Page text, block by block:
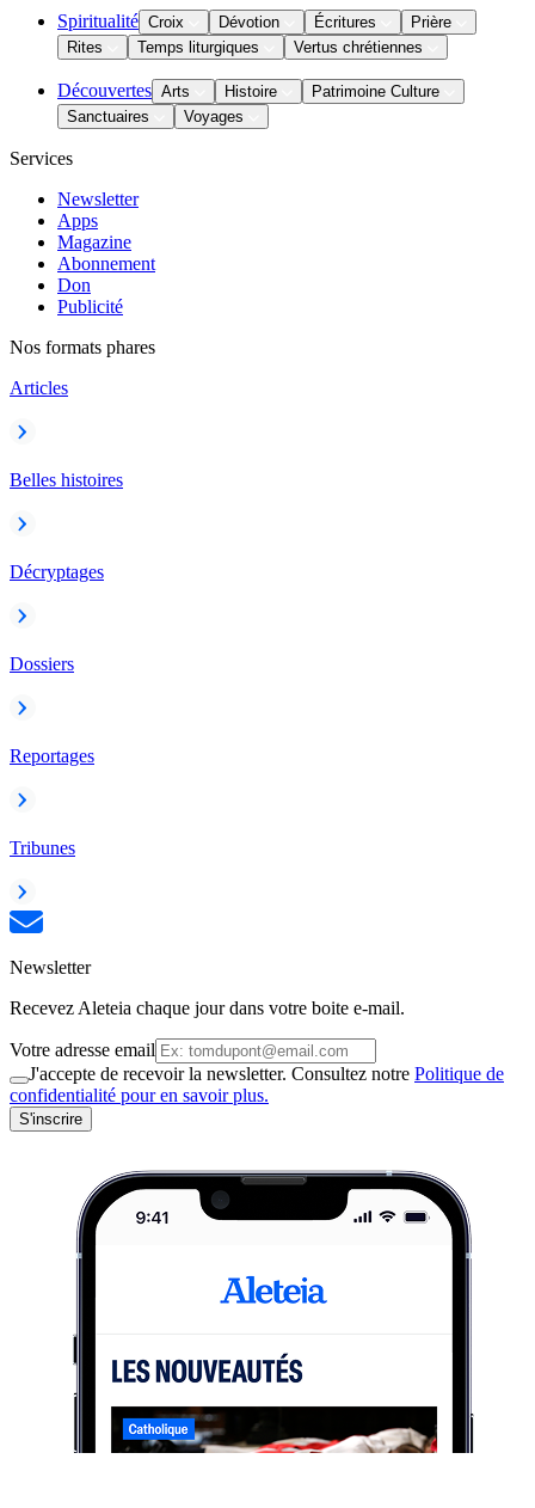
Spiritualité Croix Dévotion Écritures
Prière
Rites
Temps liturgiques Vertus chrétiennes
Découvertes Arts Histoire
Patrimoine Culture
Sanctuaires
Voyages
Services
Newsletter
Apps
Magazine
Abonnement
Don
Publicité
Nos formats phares
Articles
Belles histoires
Décryptages
Dossiers
Reportages
Tribunes
Newsletter
Recevez Aleteia chaque jour dans votre boite e-mail.
Votre adresse email
J'accepte de recevoir la newsletter. Consultez notre Politique de
confidentialité pour en savoir plus.
S'inscrire